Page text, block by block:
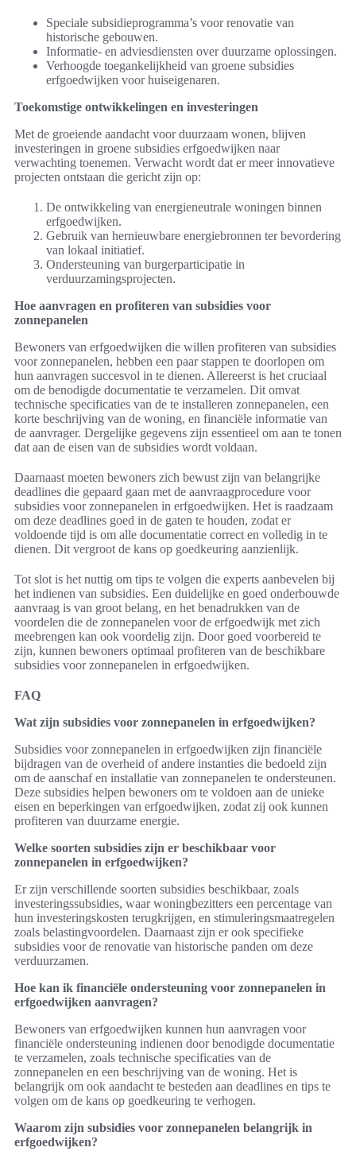
Speciale subsidieprogramma’s voor renovatie van
historische gebouwen.
Informatie- en adviesdiensten over duurzame oplossingen.
Verhoogde toegankelijkheid van groene subsidies
erfgoedwijken voor huiseigenaren.
Toekomstige ontwikkelingen en investeringen
Met de groeiende aandacht voor duurzaam wonen, blijven
investeringen in groene subsidies erfgoedwijken naar
verwachting toenemen. Verwacht wordt dat er meer innovatieve
projecten ontstaan die gericht zijn op:
De ontwikkeling van energieneutrale woningen binnen
erfgoedwijken.
Gebruik van hernieuwbare energiebronnen ter bevordering
van lokaal initiatief.
Ondersteuning van burgerparticipatie in
verduurzamingsprojecten.
Hoe aanvragen en profiteren van subsidies voor
zonnepanelen
Bewoners van erfgoedwijken die willen profiteren van subsidies
voor zonnepanelen, hebben een paar stappen te doorlopen om
hun aanvragen succesvol in te dienen. Allereerst is het cruciaal
om de benodigde documentatie te verzamelen. Dit omvat
technische specificaties van de te installeren zonnepanelen, een
korte beschrijving van de woning, en financiële informatie van
de aanvrager. Dergelijke gegevens zijn essentieel om aan te tonen
dat aan de eisen van de subsidies wordt voldaan.
Daarnaast moeten bewoners zich bewust zijn van belangrijke
deadlines die gepaard gaan met de aanvraagprocedure voor
subsidies voor zonnepanelen in erfgoedwijken. Het is raadzaam
om deze deadlines goed in de gaten te houden, zodat er
voldoende tijd is om alle documentatie correct en volledig in te
dienen. Dit vergroot de kans op goedkeuring aanzienlijk.
Tot slot is het nuttig om tips te volgen die experts aanbevelen bij
het indienen van subsidies. Een duidelijke en goed onderbouwde
aanvraag is van groot belang, en het benadrukken van de
voordelen die de zonnepanelen voor de erfgoedwijk met zich
meebrengen kan ook voordelig zijn. Door goed voorbereid te
zijn, kunnen bewoners optimaal profiteren van de beschikbare
subsidies voor zonnepanelen in erfgoedwijken.
FAQ
Wat zijn subsidies voor zonnepanelen in erfgoedwijken?
Subsidies voor zonnepanelen in erfgoedwijken zijn financiële
bijdragen van de overheid of andere instanties die bedoeld zijn
om de aanschaf en installatie van zonnepanelen te ondersteunen.
Deze subsidies helpen bewoners om te voldoen aan de unieke
eisen en beperkingen van erfgoedwijken, zodat zij ook kunnen
profiteren van duurzame energie.
Welke soorten subsidies zijn er beschikbaar voor
zonnepanelen in erfgoedwijken?
Er zijn verschillende soorten subsidies beschikbaar, zoals
investeringssubsidies, waar woningbezitters een percentage van
hun investeringskosten terugkrijgen, en stimuleringsmaatregelen
zoals belastingvoordelen. Daarnaast zijn er ook specifieke
subsidies voor de renovatie van historische panden om deze
verduurzamen.
Hoe kan ik financiële ondersteuning voor zonnepanelen in
erfgoedwijken aanvragen?
Bewoners van erfgoedwijken kunnen hun aanvragen voor
financiële ondersteuning indienen door benodigde documentatie
te verzamelen, zoals technische specificaties van de
zonnepanelen en een beschrijving van de woning. Het is
belangrijk om ook aandacht te besteden aan deadlines en tips te
volgen om de kans op goedkeuring te verhogen.
Waarom zijn subsidies voor zonnepanelen belangrijk in
erfgoedwijken?